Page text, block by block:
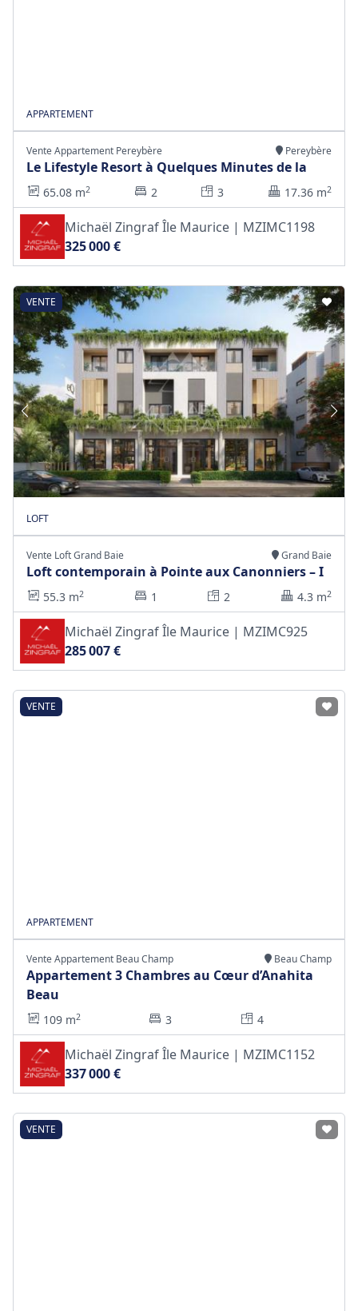
APPARTEMENT
Vente Appartement Pereybère Pereybère
Le Lifestyle Resort à Quelques Minutes de la
65.08 m2 2 3 17.36 m2
Michaël Zingraf Île Maurice | MZIMC1198
325 000 €
VENTE
LOFT
Vente Loft Grand Baie Grand Baie
Loft contemporain à Pointe aux Canonniers – I
55.3 m2 1 2 4.3 m2
Michaël Zingraf Île Maurice | MZIMC925
285 007 €
VENTE
APPARTEMENT
Vente Appartement Beau Champ Beau Champ
Appartement 3 Chambres au Cœur d’Anahita
Beau
109 m2 3 4
Michaël Zingraf Île Maurice | MZIMC1152
337 000 €
VENTE